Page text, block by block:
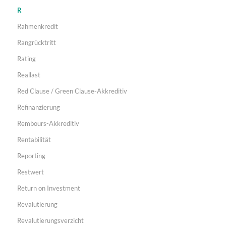
R
Rahmenkredit
Rangrücktritt
Rating
Reallast
Red Clause / Green Clause-Akkreditiv
Refinanzierung
Rembours-Akkreditiv
Rentabilität
Reporting
Restwert
Return on Investment
Revalutierung
Revalutierungsverzicht